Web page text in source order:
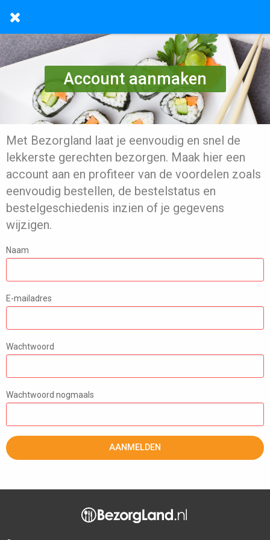
Account aanmaken
Met Bezorgland laat je eenvoudig en snel de
lekkerste gerechten bezorgen. Maak hier een
account aan en profiteer van de voordelen zoals
eenvoudig bestellen, de bestelstatus en
bestelgeschiedenis inzien of je gegevens
wijzigen.
Naam
E-mailadres
Wachtwoord
Wachtwoord nogmaals
AANMELDEN